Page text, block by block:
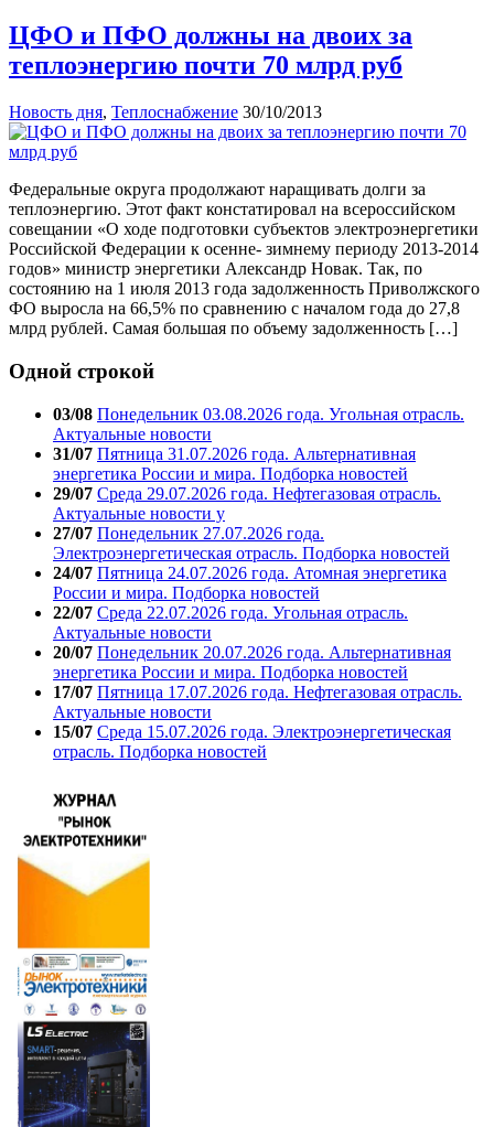
ЦФО и ПФО должны на двоих за
теплоэнергию почти 70 млрд руб
Новость дня, Теплоснабжение 30/10/2013
Федеральные округа продолжают наращивать долги за
теплоэнергию. Этот факт констатировал на всероссийском
совещании «О ходе подготовки субъектов электроэнергетики
Российской Федерации к осенне- зимнему периоду 2013-2014
годов» министр энергетики Александр Новак. Так, по
состоянию на 1 июля 2013 года задолженность Приволжского
ФО выросла на 66,5% по сравнению с началом года до 27,8
млрд рублей. Самая большая по объему задолженность […]
Одной строкой
03/08 Понедельник 03.08.2026 года. Угольная отрасль.
Актуальные новости
31/07 Пятница 31.07.2026 года. Альтернативная
энергетика России и мира. Подборка новостей
29/07 Среда 29.07.2026 года. Нефтегазовая отрасль.
Актуальные новости у
27/07 Понедельник 27.07.2026 года.
Электроэнергетическая отрасль. Подборка новостей
24/07 Пятница 24.07.2026 года. Атомная энергетика
России и мира. Подборка новостей
22/07 Среда 22.07.2026 года. Угольная отрасль.
Актуальные новости
20/07 Понедельник 20.07.2026 года. Альтернативная
энергетика России и мира. Подборка новостей
17/07 Пятница 17.07.2026 года. Нефтегазовая отрасль.
Актуальные новости
15/07 Среда 15.07.2026 года. Электроэнергетическая
отрасль. Подборка новостей